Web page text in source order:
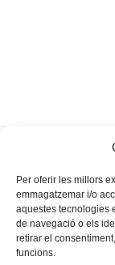
Per oferir les millors
emmagatzemar i/o
aquestes tecnologies
de navegació o els
retirar el
funcions.
d’anar